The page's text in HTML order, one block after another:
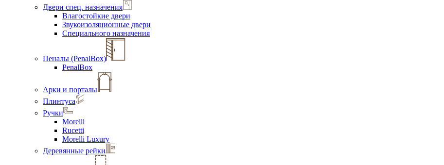
Двери спец. назначения
Влагостойкие двери
Звукоизоляционные двери
Специального назначения
Пеналы (PenalBox)
PenalBox
Арки и порталы
Плинтуса
Ручки
Morelli
Rucetti
Morelli Luxury
Деревянные рейки